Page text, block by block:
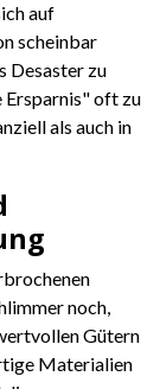
auf
scheinbar
Desaster zu
Ersparnis" oft zu
als auch in
noch,
Gütern
Materialien